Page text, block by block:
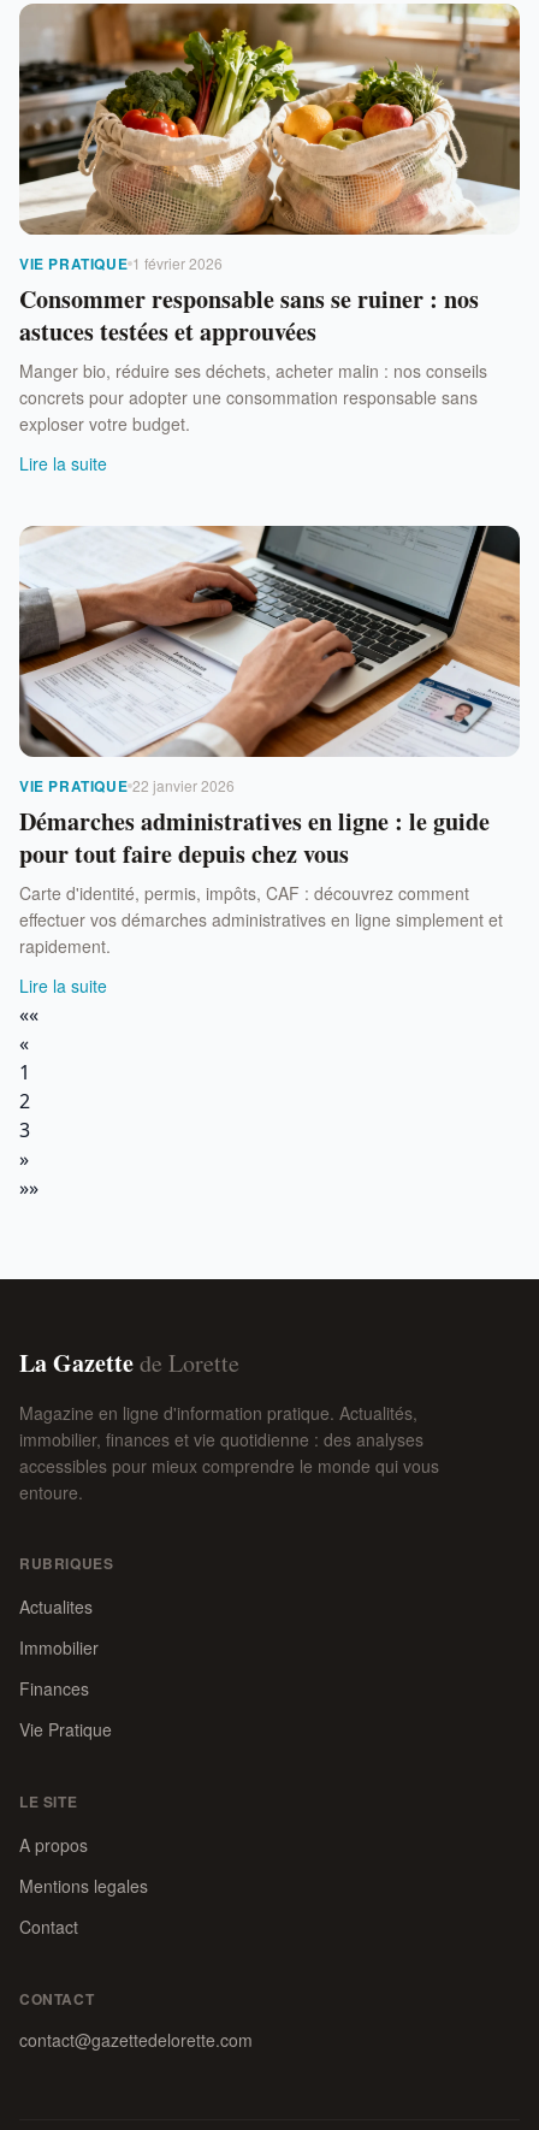
VIE PRATIQUE 1 février 2026
Consommer responsable sans se ruiner : nos
astuces testées et approuvées
Manger bio, réduire ses déchets, acheter malin : nos conseils
concrets pour adopter une consommation responsable sans
exploser votre budget.
Lire la suite
VIE PRATIQUE 22 janvier 2026
Démarches administratives en ligne : le guide
pour tout faire depuis chez vous
Carte d'identité, permis, impôts, CAF : découvrez comment
effectuer vos démarches administratives en ligne simplement et
rapidement.
Lire la suite
««
«
1
2
3
»
»»
La Gazettede Lorette
Magazine en ligne d'information pratique. Actualités,
immobilier, finances et vie quotidienne : des analyses
accessibles pour mieux comprendre le monde qui vous
entoure.
RUBRIQUES
Actualites
Immobilier
Finances
Vie Pratique
LE SITE
A propos
Mentions legales
Contact
CONTACT
contact@gazettedelorette.com